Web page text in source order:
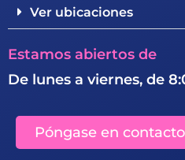
Ver ubicaciones
Estamos abiertos de
De lunes a viernes, de
Póngase en contacto